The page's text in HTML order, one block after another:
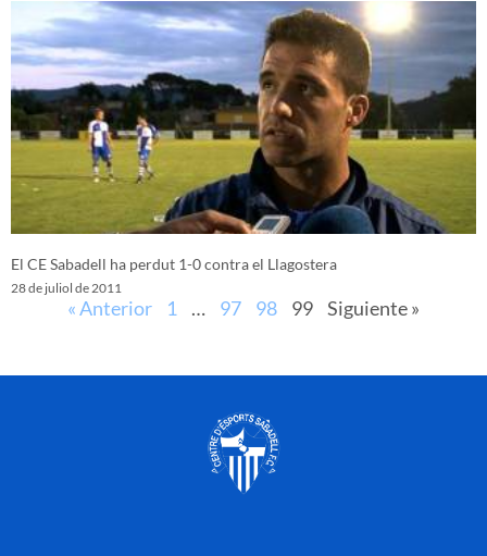
El CE Sabadell ha perdut 1-0 contra el Llagostera
28 de juliol de 2011
« Anterior 1 … 97 98 99 Siguiente »